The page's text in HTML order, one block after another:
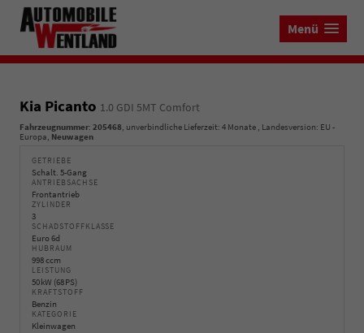
Menü
Kia Picanto 1.0 GDI 5MT Comfort
Fahrzeugnummer: 205468, unverbindliche Lieferzeit: 4 Monate , Landesversion: EU -
Europa, Neuwagen
GETRIEBE
Schalt. 5-Gang
ANTRIEBSACHSE
Frontantrieb
ZYLINDER
3
SCHADSTOFFKLASSE
Euro 6d
HUBRAUM
998 ccm
LEISTUNG
50 kW (68 PS)
KRAFTSTOFF
Benzin
KATEGORIE
Kleinwagen